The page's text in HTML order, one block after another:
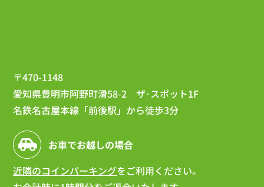
〒470-1148
愛知県豊明市阿野町滑58-2 ザ･スポット1F
名鉄名古屋本線「前後駅」から徒歩3分
お車でお越しの場合
近隣のコインパーキングをご利用ください。